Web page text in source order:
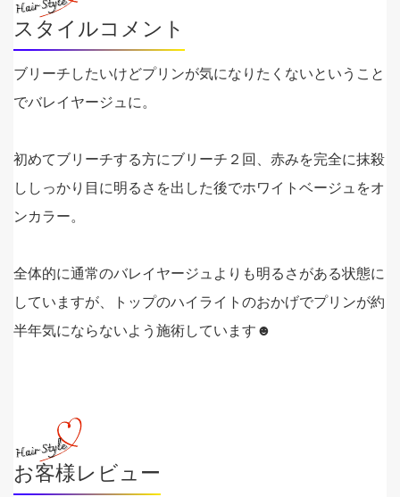
スタイルコメント
ブリーチしたいけどプリンが気になりたくないということ
でバレイヤージュに。
初めてブリーチする方にブリーチ２回、赤みを完全に抹殺
ししっかり目に明るさを出した後でホワイトベージュをオ
ンカラー。
全体的に通常のバレイヤージュよりも明るさがある状態に
していますが、トップのハイライトのおかげでプリンが約
半年気にならないよう施術しています☻
お客様レビュー